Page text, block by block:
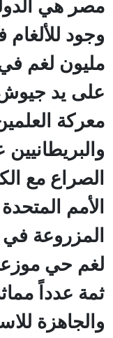
مصر هي
مليون لغم
على يد جيوش
معركة
الصراع مع
الأمم
ثمة عدداً
والجاهزة